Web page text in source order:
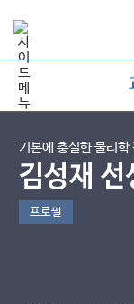
기본에 충실한 물리학
김성재 선
프로필